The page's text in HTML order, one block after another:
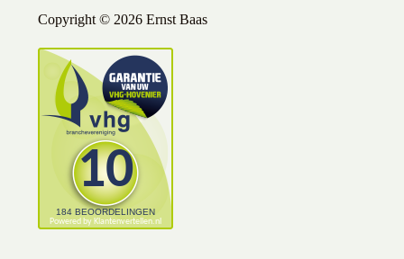
Copyright © 2026 Ernst Baas